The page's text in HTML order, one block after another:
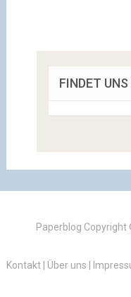
FINDET
Paperblog Copyright
Kontakt| Über uns